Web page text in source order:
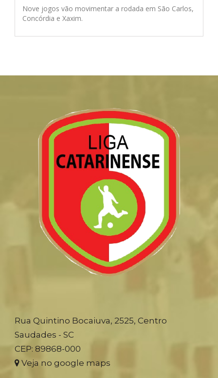
Nove jogos vão movimentar a rodada em São Carlos,
Concórdia e Xaxim.
Rua Quintino Bocaiuva, 2525, Centro
Saudades - SC
CEP: 89868-000
Veja no google maps